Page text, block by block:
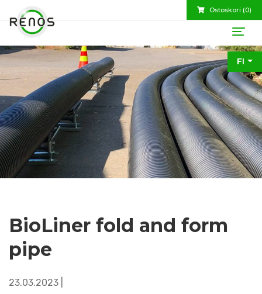
Ostoskori (0)
FI
BioLiner fold and form
pipe
23.03.2023 |